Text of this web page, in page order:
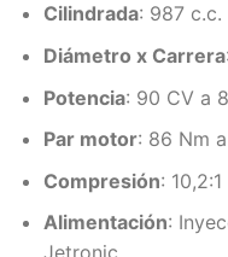
Cilindrada: 987 c.c.
Diámetro x Carrera
Potencia: 90 CV a
Par motor: 86 Nm
Compresión: 10,2:1
Alimentación: